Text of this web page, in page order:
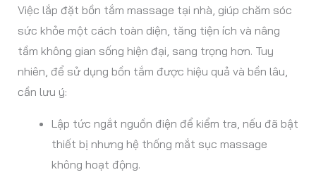
Việc lắp đặt bồn tắm massage tại nhà, giúp chăm sóc
sức khỏe một cách toàn diện, tăng tiện ích và nâng
tầm không gian sống hiện đại, sang trọng hơn. Tuy
nhiên, để sử dụng bồn tắm được hiệu quả và bền lâu,
cần lưu ý:
Lập tức ngắt nguồn điện để kiểm tra, nếu đã bật
thiết bị nhưng hệ thống mắt sục massage
không hoạt động.